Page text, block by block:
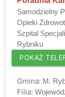
Samodzielny
Opieki
Szpital
Rybniku
POKAŻ
Gmina: M.
Filia: